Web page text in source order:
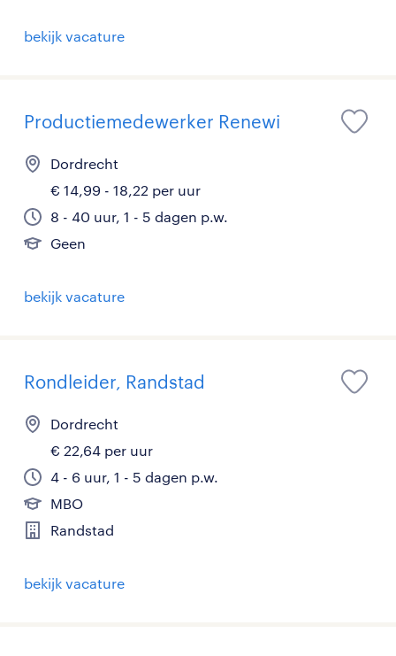
bekijk vacature
Productiemedewerker Renewi
Dordrecht
€ 14,99 - 18,22 per uur
8 - 40 uur, 1 - 5 dagen p.w.
Geen
bekijk vacature
Rondleider, Randstad
Dordrecht
€ 22,64 per uur
4 - 6 uur, 1 - 5 dagen p.w.
MBO
Randstad
bekijk vacature